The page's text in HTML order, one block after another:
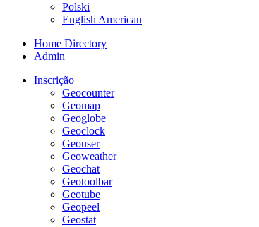
Polski
English American
Home Directory
Admin
Inscrição
Geocounter
Geomap
Geoglobe
Geoclock
Geouser
Geoweather
Geochat
Geotoolbar
Geotube
Geopeel
Geostat